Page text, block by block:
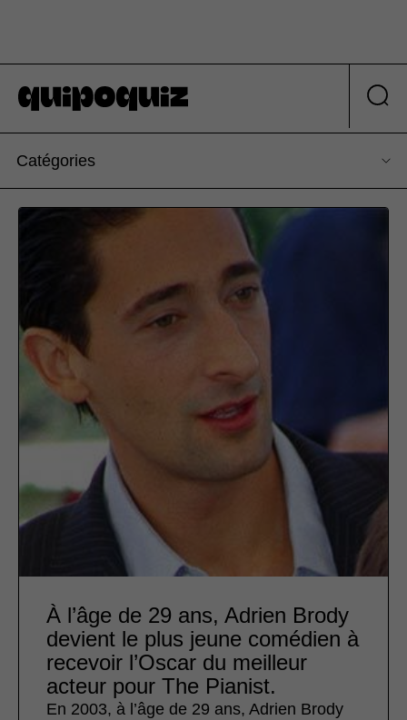
Catégories
À l’âge de 29 ans, Adrien Brody
devient le plus jeune comédien à
recevoir l’Oscar du meilleur
acteur pour The Pianist.
En 2003, à l’âge de 29 ans, Adrien Brody